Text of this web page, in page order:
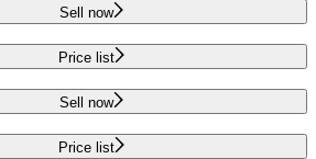
Sell now
Price list
Sell now
Price list